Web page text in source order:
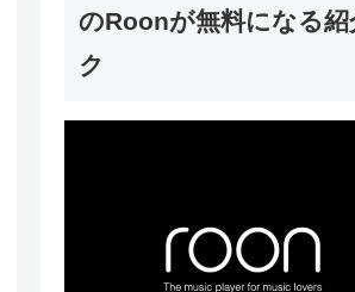
のRoonが無料になる紹
ク